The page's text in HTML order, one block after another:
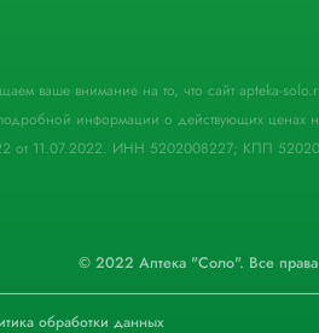
ваше внимание на то, что сайт apteka-
информации о действующих ценах на
11.07.2022. ИНН 5202008227; КПП
© 2022 Аптека "Соло". Все
обработки данных